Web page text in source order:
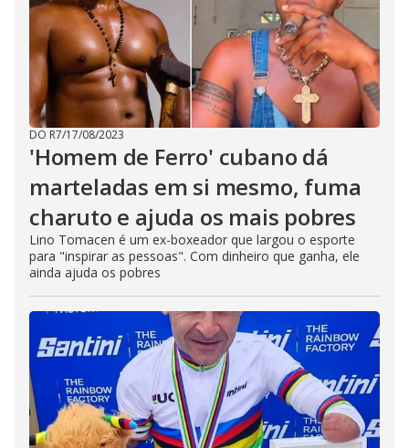
DO R7/17/08/2023
'Homem de Ferro' cubano dá
marteladas em si mesmo, fuma
charuto e ajuda os mais pobres
Lino Tomacen é um ex-boxeador que largou o esporte
para "inspirar as pessoas". Com dinheiro que ganha, ele
ainda ajuda os pobres